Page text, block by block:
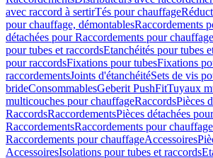
avec raccord à sertirTés pour chauffage
pour chauffage, démontablesRaccordements
détachées pour Raccordements pour chauffage
pour tubes et raccordsEtanchéités pour tubes
pour raccordsFixations pour tubesFixations
raccordementsJoints d'étanchéitéSets de vis
brideConsommablesGeberit PushFitTuyaux
multicouches pour chauffageRaccordsPièces
RaccordsRaccordementsPièces détachées pour
RaccordementsRaccordements pour chauffage
Raccordements pour chauffageAccessoires
AccessoiresIsolations pour tubes et raccords